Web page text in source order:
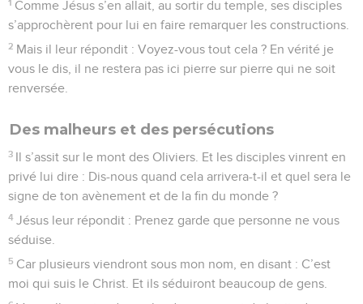
1 Comme Jésus s’en allait, au sortir du temple, ses disciples
s’approchèrent pour lui en faire remarquer les constructions.
2 Mais il leur répondit : Voyez-vous tout cela ? En vérité je
vous le dis, il ne restera pas ici pierre sur pierre qui ne soit
renversée.
Des malheurs et des persécutions
3 Il s’assit sur le mont des Oliviers. Et les disciples vinrent en
privé lui dire : Dis-nous quand cela arrivera-t-il et quel sera le
signe de ton avènement et de la fin du monde ?
4 Jésus leur répondit : Prenez garde que personne ne vous
séduise.
5 Car plusieurs viendront sous mon nom, en disant : C’est
moi qui suis le Christ. Et ils séduiront beaucoup de gens.